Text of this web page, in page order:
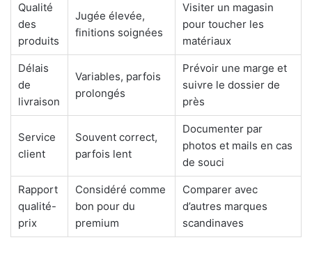
Qualité
des
produits
Jugée élevée,
finitions soignées
Visiter un magasin
pour toucher les
matériaux
Délais
de
livraison
Variables, parfois
prolongés
Prévoir une marge et
suivre le dossier de
près
Service
client
Souvent correct,
parfois lent
Documenter par
photos et mails en cas
de souci
Rapport
qualité-
prix
Considéré comme
bon pour du
premium
Comparer avec
d’autres marques
scandinaves